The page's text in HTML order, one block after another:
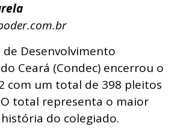
de Desenvolvimento
Ceará (Condec) encerrou o
com um total de 398 pleitos
total representa o maior
do colegiado.